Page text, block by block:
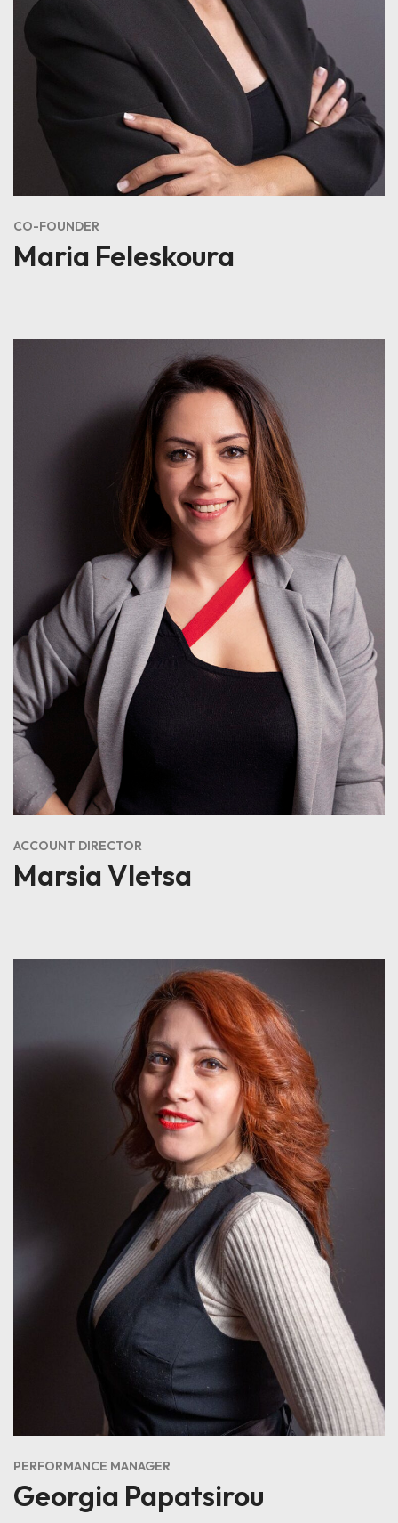
CO-FOUNDER
Maria Feleskoura
ACCOUNT DIRECTOR
Marsia Vletsa
PERFORMANCE MANAGER
Georgia Papatsirou